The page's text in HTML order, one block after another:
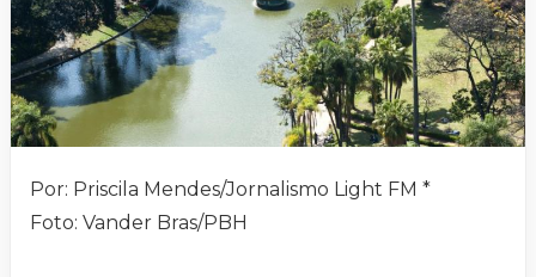
Por: Priscila Mendes/Jornalismo Light FM *
Foto: Vander Bras/PBH